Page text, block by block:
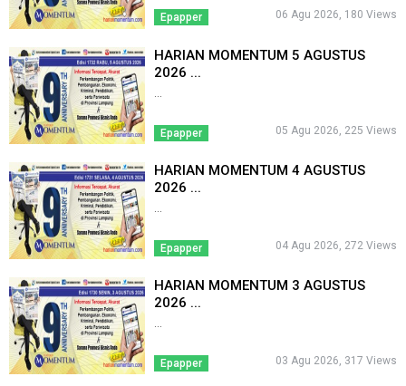
Epapper 06 Agu 2026, 180 Views
HARIAN MOMENTUM 5 AGUSTUS
2026 ...
Epapper 05 Agu 2026, 225 Views
HARIAN MOMENTUM 4 AGUSTUS
2026 ...
Epapper 04 Agu 2026, 272 Views
HARIAN MOMENTUM 3 AGUSTUS
2026 ...
...
Epapper 03 Agu 2026, 317 Views